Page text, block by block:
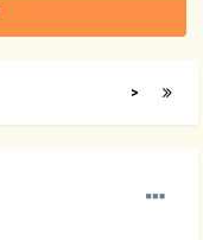
>